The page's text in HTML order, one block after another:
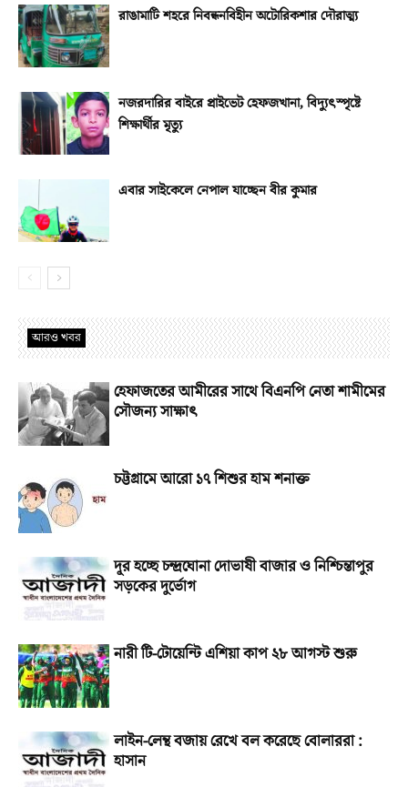
রাঙামাটি শহরে নিবন্ধনবিহীন অটোরিকশার দৌরাত্ম্য
নজরদারির বাইরে প্রাইভেট হেফজখানা, বিদ্যুৎস্পৃষ্টে
শিক্ষার্থীর মৃত্যু
এবার সাইকেলে নেপাল যাচ্ছেন বীর কুমার
আরও খবর
হেফাজতের আমীরের সাথে বিএনপি নেতা শামীমের
সৌজন্য সাক্ষাৎ
চট্টগ্রামে আরো ১৭ শিশুর হাম শনাক্ত
দূর হচ্ছে চন্দ্রঘোনা দোভাষী বাজার ও নিশ্চিন্তাপুর
সড়কের দুর্ভোগ
নারী টি-টোয়েন্টি এশিয়া কাপ ২৮ আগস্ট শুরু
লাইন-লেন্থ বজায় রেখে বল করেছে বোলাররা :
হাসান